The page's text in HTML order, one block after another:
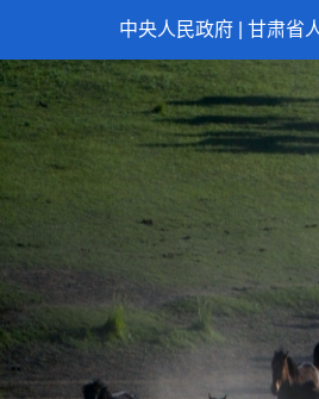
中央人民政府 甘肃省